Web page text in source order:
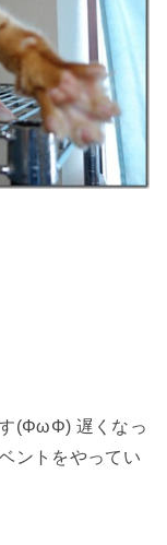
(ΦωΦ) 遅くなっ
ントをやってい